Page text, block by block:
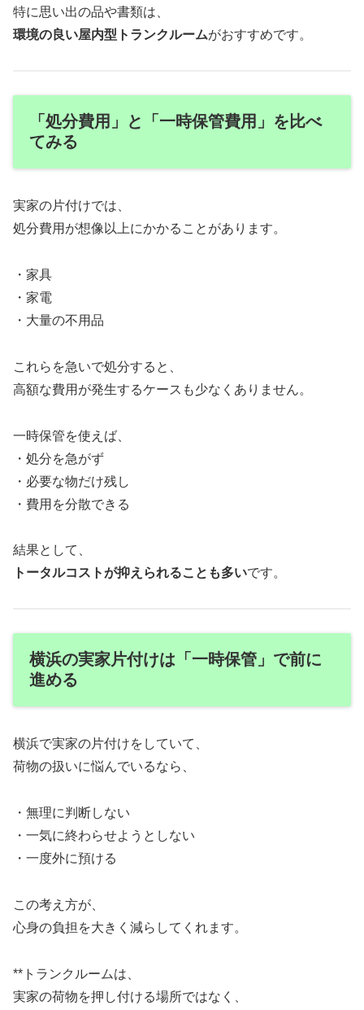
特に思い出の品や書類は、
環境の良い屋内型トランクルームがおすすめです。
「処分費用」と「一時保管費用」を比べ
てみる
実家の片付けでは、
処分費用が想像以上にかかることがあります。
・家具
・家電
・大量の不用品
これらを急いで処分すると、
高額な費用が発生するケースも少なくありません。
一時保管を使えば、
・処分を急がず
・必要な物だけ残し
・費用を分散できる
結果として、
トータルコストが抑えられることも多いです。
横浜の実家片付けは「一時保管」で前に
進める
横浜で実家の片付けをしていて、
荷物の扱いに悩んでいるなら、
・無理に判断しない
・一気に終わらせようとしない
・一度外に預ける
この考え方が、
心身の負担を大きく減らしてくれます。
**トランクルームは、
実家の荷物を押し付ける場所ではなく、